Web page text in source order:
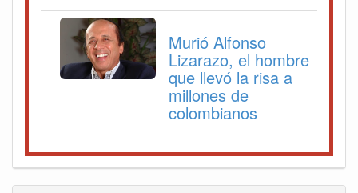
Murió Alfonso
Lizarazo, el hombre
que llevó la risa a
millones de
colombianos